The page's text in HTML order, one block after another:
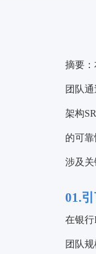
摘要
团队
架构
的可
涉及关
01.
在银行
团队